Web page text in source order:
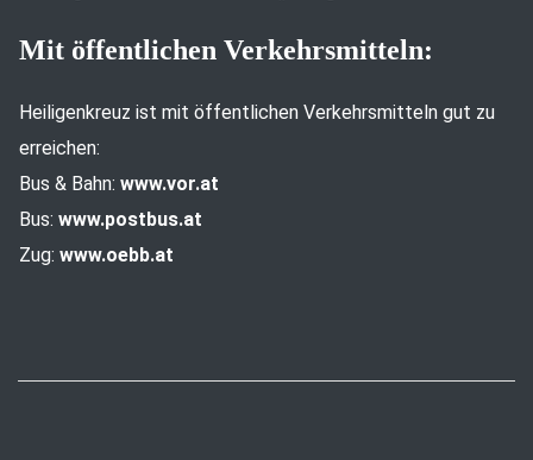
Mit öffentlichen Verkehrsmitteln:
Heiligenkreuz ist mit öffentlichen Verkehrsmitteln gut zu
erreichen:
Bus & Bahn: www.vor.at
Bus: www.postbus.at
Zug: www.oebb.at